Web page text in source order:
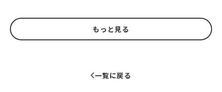
もっと見る
一覧に戻る